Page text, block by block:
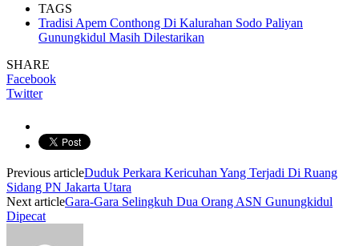
TAGS
Tradisi Apem Conthong Di Kalurahan Sodo Paliyan
Gunungkidul Masih Dilestarikan
SHARE
Facebook
Twitter
Previous articleDuduk Perkara Kericuhan Yang Terjadi Di Ruang
Sidang PN Jakarta Utara
Next articleGara-Gara Selingkuh Dua Orang ASN Gunungkidul
Dipecat